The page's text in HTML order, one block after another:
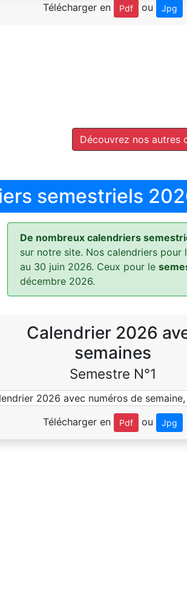
Télécharger en Pdf ou Jpg
Découvrez nos autres
semestriels
De nombreux calendriers
sur notre site. Nos calendriers pour
au 30 juin 2026. Ceux pour le
décembre 2026.
Calendrier 2026
semaines
Semestre N°1
Télécharger en Pdf ou Jpg